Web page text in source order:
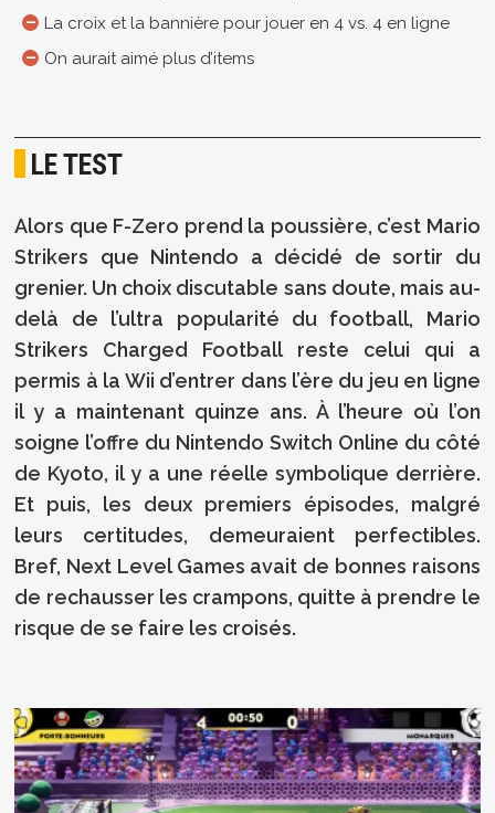
La croix et la bannière pour jouer en 4 vs. 4 en ligne
On aurait aimé plus d’items
LE TEST
Alors que F-Zero prend la poussière, c’est Mario
Strikers que Nintendo a décidé de sortir du
grenier. Un choix discutable sans doute, mais au-
delà de l’ultra popularité du football, Mario
Strikers Charged Football reste celui qui a
permis à la Wii d’entrer dans l’ère du jeu en ligne
il y a maintenant quinze ans. À l’heure où l’on
soigne l’offre du Nintendo Switch Online du côté
de Kyoto, il y a une réelle symbolique derrière.
Et puis, les deux premiers épisodes, malgré
leurs certitudes, demeuraient perfectibles.
Bref, Next Level Games avait de bonnes raisons
de rechausser les crampons, quitte à prendre le
risque de se faire les croisés.